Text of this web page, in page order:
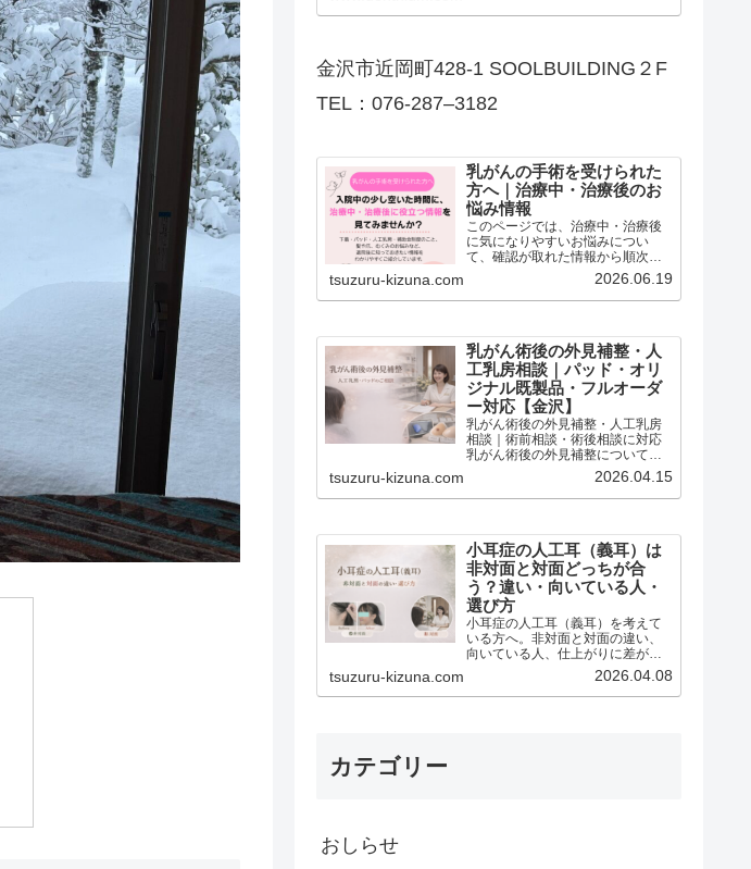
ります。歯科技工士歴30年の技術
金沢市近岡町428-1 SOOLBUILDING２F
TEL：076-287–3182
乳がんの手術を受けられた
方へ｜治療中・治療後のお
悩み情報
このページでは、治療中・治療後
に気になりやすいお悩みについ
て、確認が取れた情報から順次掲
載しています。このページは、乳
がんの手術を受けられた方や、治
療中・治療後の方に向けて、日常
別に情報をまとめたページです。
下…
tsuzuru-kizuna.com 2026.06.19
乳がん術後の外見補整・人
工乳房相談｜パッド・オリ
ジナル既製品・フルオーダ
ー対応【金沢】
乳がん術後の外見補整・人工乳房
相談｜術前相談・術後相談に対応
乳がん術後の外見補整について、
術前相談・術後相談のどちらにも
対応しています。人工乳房（エピ
テーゼ）・パッド・既製品・フル
ちに合わせてご案内します。
「ま…
tsuzuru-kizuna.com 2026.04.15
小耳症の人工耳（義耳）は
非対面と対面どっちが合
う？違い・向いている人・
選び方
小耳症の人工耳（義耳）を考えて
いる方へ。非対面と対面の違い、
向いている人、仕上がりに差が出
やすいポイント、相談前に知って
おきたいことをわかりやすくご紹
介します。
tsuzuru-kizuna.com 2026.04.08
カテゴリー
おしらせ